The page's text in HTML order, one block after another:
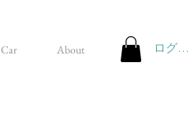
Car About ログイン